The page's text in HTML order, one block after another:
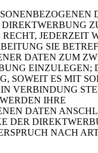
JEDERZEIT
SIE
DATEN ZUM
EINZULEGEN;
SOWEIT ES MIT
VERBINDUNG
IHRE
DATEN
DER
NACH